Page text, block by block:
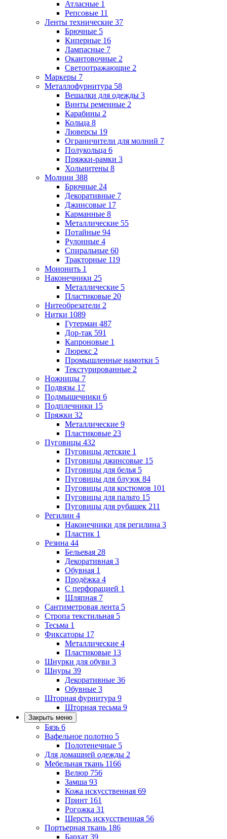
Атласные 1
Репсовые 11
Ленты технические 37
Брючные 5
Киперные 16
Лампасные 7
Окантовочные 2
Светоотражающие 2
Маркеры 7
Металлофурнитура 58
Вешалки для одежды 3
Винты ременные 2
Карабины 2
Кольца 8
Люверсы 19
Ограничители для молний 7
Полукольца 6
Пряжки-рамки 3
Хольнитены 8
Молнии 388
Брючные 24
Декоративные 7
Джинсовые 17
Карманные 8
Металлические 55
Потайные 94
Рулонные 4
Спиральные 60
Тракторные 119
Мононить 1
Наконечники 25
Металлические 5
Пластиковые 20
Нитеобрезатели 2
Нитки 1089
Гутерман 487
Дор-так 591
Капроновые 1
Люрекс 2
Промышленные намотки 5
Текстурированные 2
Ножницы 7
Подвязы 17
Подмышечники 6
Подплечники 15
Пряжки 32
Металлические 9
Пластиковые 23
Пуговицы 432
Пуговицы детские 1
Пуговицы джинсовые 15
Пуговицы для белья 5
Пуговицы для блузок 84
Пуговицы для костюмов 101
Пуговицы для пальто 15
Пуговицы для рубашек 211
Регилин 4
Наконечники для регилина 3
Пластик 1
Резина 44
Бельевая 28
Декоративная 3
Обувная 1
Продёжка 4
С перфорацией 1
Шляпная 7
Сантиметровая лента 5
Стропа текстильная 5
Тесьма 1
Фиксаторы 17
Металлические 4
Пластиковые 13
Шнурки для обуви 3
Шнуры 39
Декоративные 36
Обувные 3
Шторная фурнитура 9
Шторная тесьма 9
Закрыть меню
Бязь 6
Вафельное полотно 5
Полотенечные 5
Для домашней одежды 2
Мебельная ткань 1166
Велюр 756
Замша 93
Кожа искусственная 69
Принт 161
Рогожка 31
Шерсть искусственная 56
Портьерная ткань 186
Бархат 39